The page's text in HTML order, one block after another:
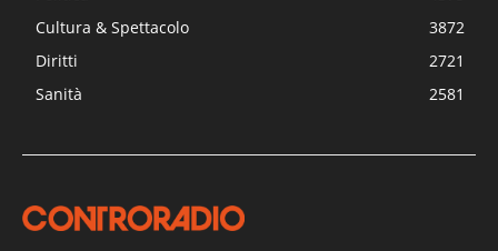
Cultura & Spettacolo
3872
Diritti
2721
Sanità
2581